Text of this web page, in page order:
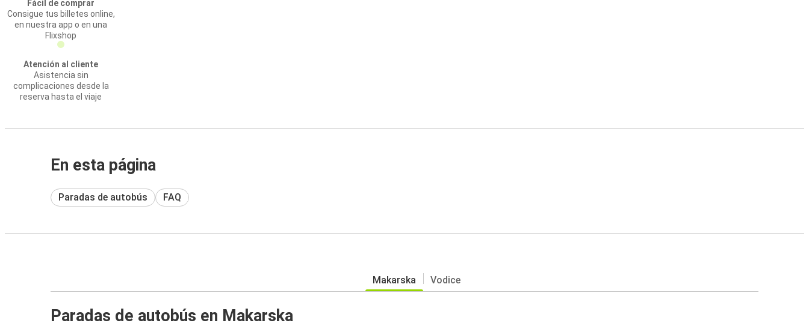
Fácil de comprar
Consigue tus billetes online,
en nuestra app o en una
Flixshop
Atención al cliente
Asistencia sin
complicaciones desde la
reserva hasta el viaje
En esta página
Paradas de autobús FAQ
Makarska Vodice
Paradas de autobús en Makarska